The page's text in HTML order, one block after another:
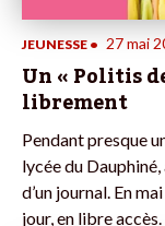
JEUNESSE • 27 mai
Un « Politis
librement
Pendant presque
lycée du
d’un journal. En
jour, en libre accès.